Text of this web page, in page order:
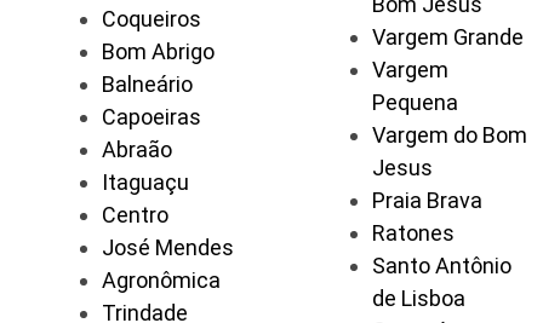
Coqueiros
Bom Abrigo
Balneário
Capoeiras
Abraão
Itaguaçu
Centro
José Mendes
Agronômica
Trindade
Vargem Grande
Vargem
Pequena
Vargem do Bom
Jesus
Praia Brava
Ratones
Santo Antônio
de Lisboa